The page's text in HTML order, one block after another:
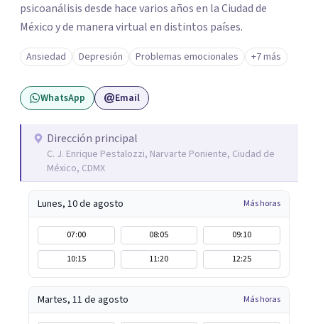
psicoanálisis desde hace varios años en la Ciudad de
México y de manera virtual en distintos países.
Ansiedad Depresión Problemas emocionales +7 más
WhatsApp Email
Dirección principal
C. J. Enrique Pestalozzi, Narvarte Poniente, Ciudad de
México, CDMX
Lunes, 10 de agosto Más horas
07:00 08:05
09:10
10:15
11:20 12:25
Martes, 11 de agosto Más horas